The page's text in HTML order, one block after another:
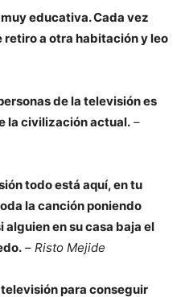
educativa. Cada vez
retiro a otra habitación y leo
de la televisión es
la civilización actual. –
todo está aquí, en tu
la canción poniendo
en su casa baja el
– Risto Mejide
para conseguir